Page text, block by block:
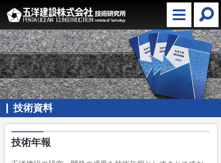
技術資料
技術年報